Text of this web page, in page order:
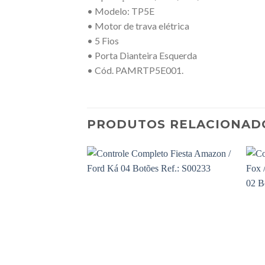
• Modelo: TP5E
• Motor de trava elétrica
• 5 Fios
• Porta Dianteira Esquerda
• Cód. PAMRTP5E001.
PRODUTOS